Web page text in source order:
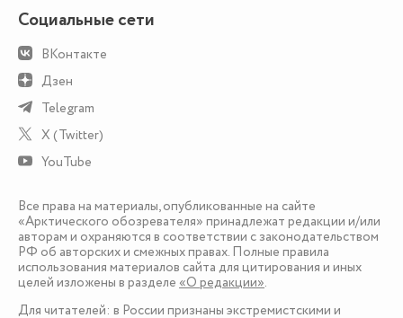
Социальные сети
ВКонтакте
Дзен
Telegram
X (Twitter)
YouTube
Все права на материалы, опубликованные на сайте
«Арктического обозревателя» принадлежат редакции и/или
авторам и охраняются в соответствии с законодательством
РФ об авторских и смежных правах. Полные правила
использования материалов сайта для цитирования и иных
целей изложены в разделе «О редакции».
Для читателей: в России признаны экстремистскими и